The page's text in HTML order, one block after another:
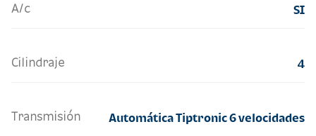
A/c SI
Cilindraje 4
Transmisión Automática Tiptronic 6 velocidades